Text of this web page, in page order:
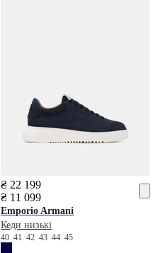
₴ 22 199
₴ 11 099
Emporio Armani
Кеди низькі
404142434445